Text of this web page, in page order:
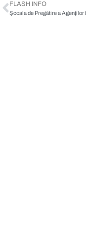
FLASH INFO